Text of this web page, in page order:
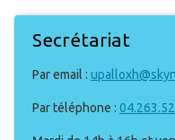
Secrétariat
Par email :
Par téléphone :